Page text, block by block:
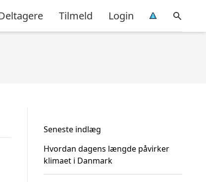
Tilmeld Login
Seneste indlæg
Hvordan dagens længde påvirker
klimaet i Danmark